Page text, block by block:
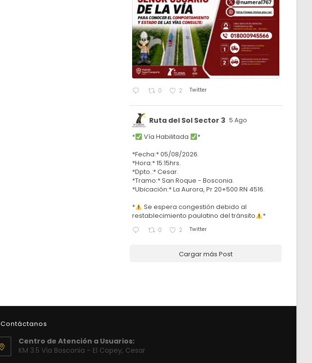
0 2 Twitter
Ruta del Sol Sector 3 5 Ago
* Vía Habilitada
*
*Fecha:* 05/08/2026.
*Hora:* 15:15hrs.
*Dpto.:* Cesar.
*Tramo:* San Roque - Bosconia.
*Ubicación:* La Aurora, Pr 20+500 RN 4516.
*
Se espera congestión debido al
restablecimiento paulatino del tránsito
*
0 2 Twitter
Cargar más Post
Contáctanos
Centro de Atención a Usuarios:
KM 3.5 Vía Bosconia - El Copey, Cesar